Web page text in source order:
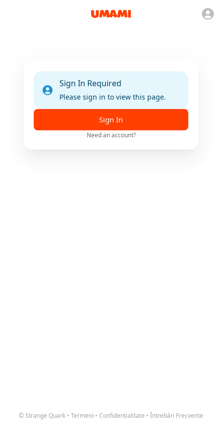
Sign In Required
Please sign in to view this page.
Sign In
Need an account?
© Strange Quark • Termeni • Confidențialitate • Întrebări Frecvente